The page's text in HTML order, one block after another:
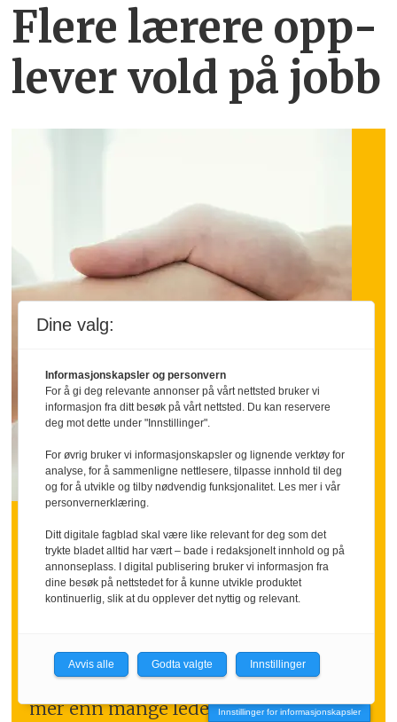
Flere lærere opp­
lever vold på jobb
INNLEGG:
Hva om vi sa takk litt
oftere
tid.
Nettopp da kan en tydelig takk bety
mer enn mange ledere tror.Innstillinger for informasjonskapsler
Dine valg:
Informasjonskapsler og personvern
For å gi deg relevante annonser på vårt nettsted bruker vi
informasjon fra ditt besøk på vårt nettsted. Du kan reservere
deg mot dette under "Innstillinger".
For øvrig bruker vi informasjonskapsler og lignende verktøy for
analyse, for å sammenligne nettlesere, tilpasse innhold til deg
og for å utvikle og tilby nødvendig funksjonalitet. Les mer i vår
personvernerklæring.
Ditt digitale fagblad skal være like relevant for deg som det
trykte bladet alltid har vært – bade i redaksjonelt innhold og på
annonseplass. I digital publisering bruker vi informasjon fra
dine besøk på nettstedet for å kunne utvikle produktet
kontinuerlig, slik at du opplever det nyttig og relevant.
Avvis alle Godta valgte Innstillinger